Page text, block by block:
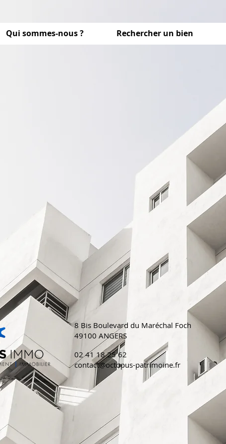
Qui sommes-nous ? Rechercher un bien
8 Bis Boulevard du Maréchal Foch
49100 ANGERS
02 41 18 25 62
contact@octopus-patrimoine.fr